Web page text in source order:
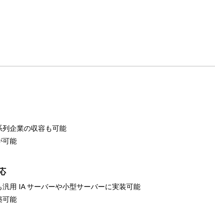
企業の収容も可能
可能
用 IA サーバーや小型サーバーに実装可能
可能